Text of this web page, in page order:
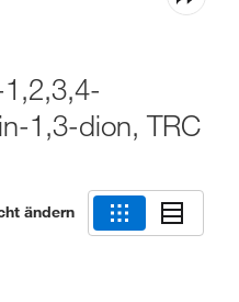
1,3-dion, TRC
ändern